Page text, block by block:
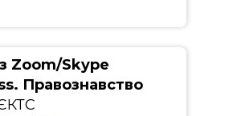
Zoom/Skype
Правознавство